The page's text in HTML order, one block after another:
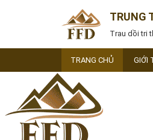
TRUNG
Trau dồi tri
TRANG CHỦ GIỚI